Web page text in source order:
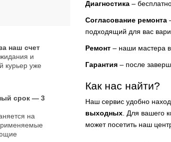
наш счет
и
курьер уже
срок — 3
на
Диагностика –
Согласование ремонта
подходящий для вас
Ремонт – наши мастера
Гарантия – после
Как нас найти?
Наш сервис удобно
выходных . Для вашего
может посетить наш